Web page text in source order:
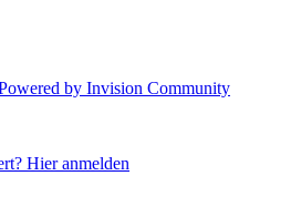
by Invision Community
Hier anmelden